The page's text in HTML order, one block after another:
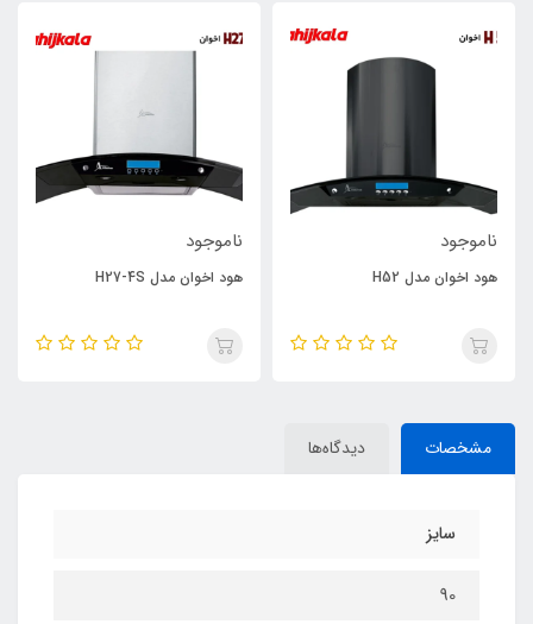
ناموجود
هود اخوان مدل H27-4S
ناموجود
هود اخوان مدل H11
مشخصات دیدگاه‌ها
سایز
90